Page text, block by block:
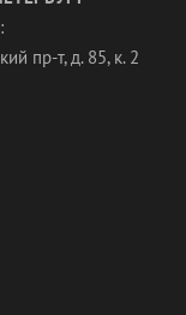
пр-т, д. 85, к. 2